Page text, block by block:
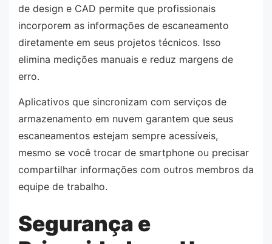
de design e CAD permite que profissionais
incorporem as informações de escaneamento
diretamente em seus projetos técnicos. Isso
elimina medições manuais e reduz margens de
erro.
Aplicativos que sincronizam com serviços de
armazenamento em nuvem garantem que seus
escaneamentos estejam sempre acessíveis,
mesmo se você trocar de smartphone ou precisar
compartilhar informações com outros membros da
equipe de trabalho.
Segurança e